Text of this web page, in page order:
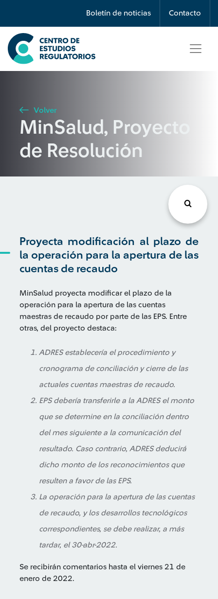
Boletín de noticias Contacto
Búsqueda
Seleccione país
Buscar
Volver
MinSalud, Proyecto
de Resolución
Proyecta modificación al plazo de
la operación para la apertura de las
cuentas de recaudo
MinSalud proyecta modificar el plazo de la
operación para la apertura de las cuentas
maestras de recaudo por parte de las EPS. Entre
otras, del proyecto destaca:
ADRES establecería el procedimiento y
cronograma de conciliación y cierre de las
actuales cuentas maestras de recaudo.
EPS debería transferirle a la ADRES el monto
que se determine en la conciliación dentro
del mes siguiente a la comunicación del
resultado. Caso contrario, ADRES deducirá
dicho monto de los reconocimientos que
resulten a favor de las EPS.
La operación para la apertura de las cuentas
de recaudo, y los desarrollos tecnológicos
correspondientes, se debe realizar, a más
tardar, el 30-abr-2022.
Se recibirán comentarios hasta el viernes 21 de
enero de 2022.